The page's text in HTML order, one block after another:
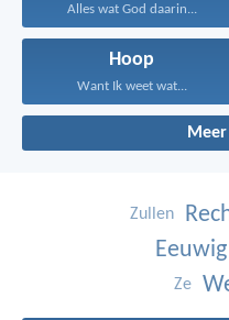
Alles wat God daarin...
Hoop
Want Ik weet wat...
Zullen
Eeuwig
Ze